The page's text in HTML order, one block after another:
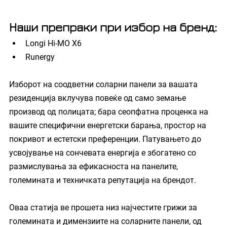
Наши препраки при избор на бренд:
Longi Hi-MO X6
Runergy
Изборот на соодветни соларни панели за вашата
резиденција вклучува повеќе од само земање
производ од полицата; бара сеопфатна проценка на
вашите специфични енергетски барања, простор на
покривот и естетски преференции. Патувањето до
усвојување на сончевата енергија е збогатено со
размислувања за ефикасноста на панелите,
големината и техничката репутација на брендот.
Оваа статија ве прошета низ најчестите грижи за
големината и димензиите на соларните панели, од